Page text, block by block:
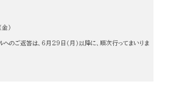
）
へのご返答は、6月29日（月）以降に、順次行ってまいりま